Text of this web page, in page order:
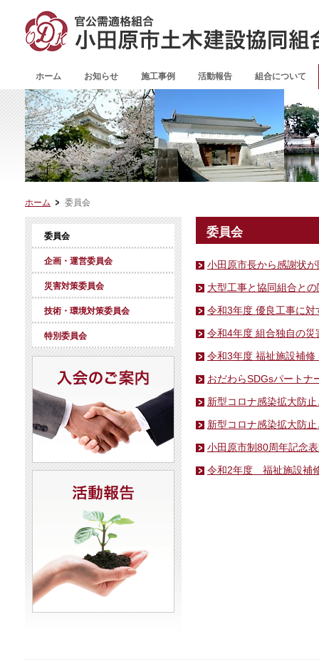
ホーム お知らせ 施工事例 活動報告 組合について
ホーム 委員会
委員会
小田原市長から感謝状
大型工事と協同組合と
令和3年度 優良工事に
令和4年度 組合独自の
令和3年度 福祉施設補
おだわらSDGsパートナ
新型コロナ感染拡大防
新型コロナ感染拡大防
小田原市制80周年記念
令和2年度 福祉施設補
委員会
企画・運営委員会
災害対策委員会
技術・環境対策委員会
特別委員会